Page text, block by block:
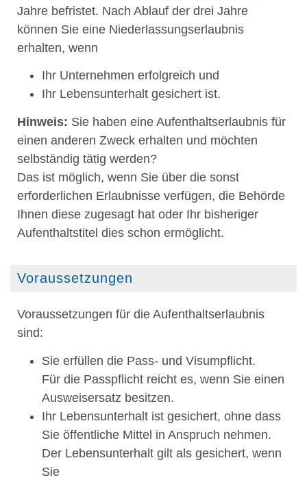
Jahre befristet. Nach Ablauf der drei Jahre
können Sie eine Niederlassungserlaubnis
erhalten, wenn
Ihr Unternehmen erfolgreich und
Ihr Lebensunterhalt gesichert ist.
Hinweis: Sie haben eine Aufenthaltserlaubnis für
einen anderen Zweck erhalten und möchten
selbständig tätig werden?
Das ist möglich, wenn Sie über die sonst
erforderlichen Erlaubnisse verfügen, die Behörde
Ihnen diese zugesagt hat oder Ihr bisheriger
Aufenthaltstitel dies schon ermöglicht.
Voraussetzungen
Voraussetzungen für die Aufenthaltserlaubnis
sind:
Sie erfüllen die Pass- und Visumpflicht.
Für die Passpflicht reicht es, wenn Sie einen
Ausweisersatz besitzen.
Ihr Lebensunterhalt ist gesichert, ohne dass
Sie öffentliche Mittel in Anspruch nehmen.
Der Lebensunterhalt gilt als gesichert, wenn
Sie